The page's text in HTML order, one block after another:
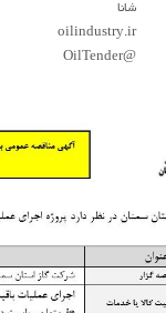
شانا
oilindustry.ir
@OilTender